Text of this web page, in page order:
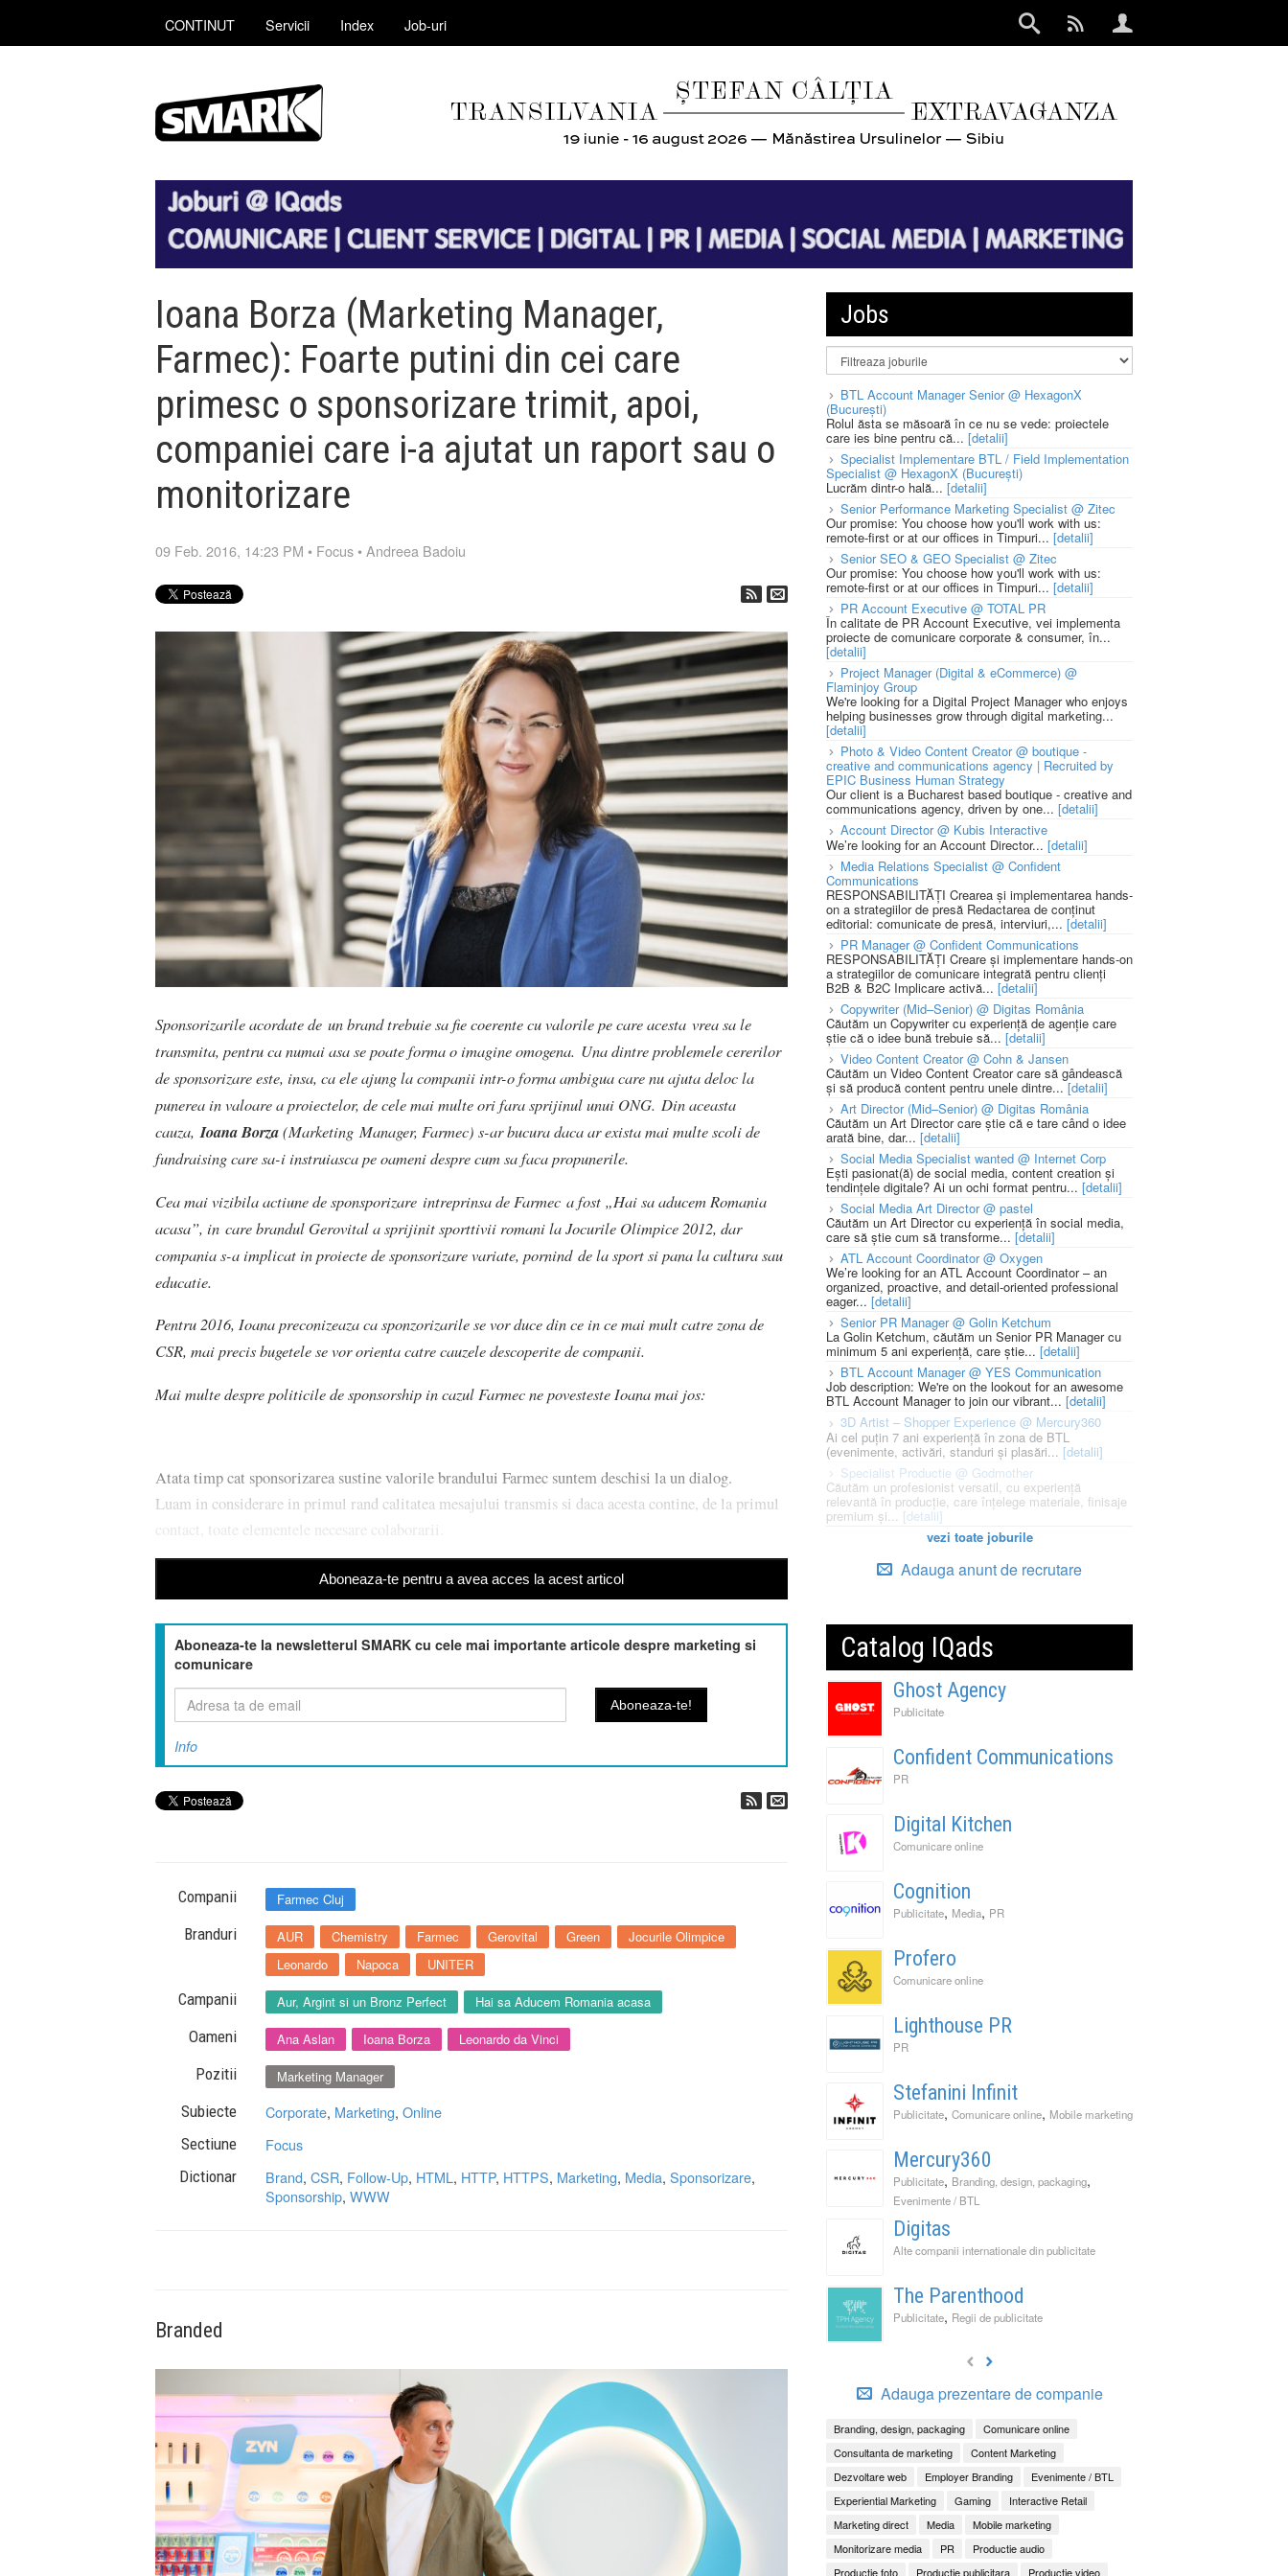
CONTINUT Servicii Index Job-uri
Ioana Borza (Marketing Manager,
Farmec): Foarte putini din cei care
primesc o sponsorizare trimit, apoi,
companiei care i-a ajutat un raport sau o
monitorizare
09 Feb. 2016, 14:23 PM • Focus •Andreea Badoiu
Sponsorizarile acordate de un brand trebuie sa fie coerente cu valorile pe care acesta vrea sa le
transmita, pentru ca numai asa se poate forma o imagine omogena. Una dintre problemele cererilor
de sponsorizare este, insa, ca ele ajung la companii intr-o forma ambigua care nu ajuta deloc la
punerea in valoare a proiectelor, de cele mai multe ori fara sprijinul unui ONG. Din aceasta
cauza, Ioana Borza(Marketing Manager, Farmec) s-ar bucura daca ar exista mai multe scoli de
fundraising care sa-i instruiasca pe oameni despre cum sa faca propunerile.
Cea mai vizibila actiune de sponsporizare intreprinsa de Farmec a fost „Hai sa aducem Romania
acasa”, in care brandul Gerovital a sprijinit sporttivii romani la Jocurile Olimpice 2012, dar
compania s-a implicat in proiecte de sponsorizare variate, pornind de la sport si pana la cultura sau
educatie.
Pentru 2016, Ioana preconizeaza ca sponzorizarile se vor duce din ce in ce mai mult catre zona de
CSR, mai precis bugetele se vor orienta catre cauzele descoperite de companii.
Mai multe despre politicile de sponsorship in cazul Farmec ne povesteste Ioana mai jos:
Atata timp cat sponsorizarea sustine valorile brandului Farmec suntem deschisi la un dialog.
Luam in considerare in primul rand calitatea mesajului transmis si daca acesta contine, de la primul
contact, toate elementele necesare colaborarii.
Aboneaza-te pentru a avea acces la acest articol
Aboneaza-te la newsletterul SMARK cu cele mai importante articole despre marketing si
comunicare
Info
Companii Farmec Cluj
Branduri AUR Chemistry Farmec Gerovital Green
Jocurile Olimpice
Leonardo
Napoca UNITER
Campanii Aur, Argint si un Bronz Perfect Hai sa Aducem Romania acasa
Oameni Ana Aslan Ioana Borza Leonardo da Vinci
Pozitii Marketing Manager
Subiecte Corporate, Marketing, Online
Sectiune Focus
Dictionar Brand, CSR, Follow-Up, HTML, HTTP, HTTPS, Marketing, Media, Sponsorizare,
Sponsorship, WWW
Branded
Jobs
BTL Account Manager Senior @ HexagonX
(București)
Rolul ăsta se măsoară în ce nu se vede: proiectele
care ies bine pentru că... [detalii]
Specialist Implementare BTL / Field Implementation
Specialist @ HexagonX (București)
Lucrăm dintr-o hală... [detalii]
Senior Performance Marketing Specialist @ Zitec
Our promise: You choose how you'll work with us:
remote-first or at our offices in Timpuri... [detalii]
Senior SEO & GEO Specialist @ Zitec
Our promise: You choose how you'll work with us:
remote-first or at our offices in Timpuri... [detalii]
PR Account Executive @ TOTAL PR
În calitate de PR Account Executive, vei implementa
proiecte de comunicare corporate & consumer, în...
[detalii]
Project Manager (Digital & eCommerce) @
Flaminjoy Group
We're looking for a Digital Project Manager who enjoys
helping businesses grow through digital marketing...
[detalii]
Photo & Video Content Creator @ boutique -
creative and communications agency | Recruited by
EPIC Business Human Strategy
Our client is a Bucharest based boutique - creative and
communications agency, driven by one... [detalii]
Account Director @ Kubis Interactive
We’re looking for an Account Director... [detalii]
Media Relations Specialist @ Confident
Communications
RESPONSABILITĂȚI Crearea și implementarea hands-
on a strategiilor de presă Redactarea de conținut
editorial: comunicate de presă, interviuri,... [detalii]
PR Manager @ Confident Communications
RESPONSABILITĂȚI Creare și implementare hands-on
a strategiilor de comunicare integrată pentru clienți
B2B & B2C Implicare activă... [detalii]
Copywriter (Mid–Senior) @ Digitas România
Căutăm un Copywriter cu experiență de agenție care
știe că o idee bună trebuie să... [detalii]
Video Content Creator @ Cohn & Jansen
Căutăm un Video Content Creator care să gândească
și să producă content pentru unele dintre...[detalii]
Art Director (Mid–Senior) @ Digitas România
Căutăm un Art Director care știe că e tare când o idee
arată bine, dar... [detalii]
Social Media Specialist wanted @ Internet Corp
Ești pasionat(ă) de social media, content creation și
tendințele digitale? Ai un ochi format pentru... [detalii]
Social Media Art Director @ pastel
Căutăm un Art Director cu experiență în social media,
care să știe cum să transforme... [detalii]
ATL Account Coordinator @ Oxygen
We’re looking for an ATL Account Coordinator – an
organized, proactive, and detail-oriented professional
eager... [detalii]
Senior PR Manager @ Golin Ketchum
La Golin Ketchum, căutăm un Senior PR Manager cu
minimum 5 ani experiență, care știe... [detalii]
BTL Account Manager @ YES Communication
Job description: We're on the lookout for an awesome
BTL Account Manager to join our vibrant... [detalii]
3D Artist – Shopper Experience @ Mercury360
Ai cel puțin 7 ani experiență în zona de BTL
(evenimente, activări, standuri și plasări... [detalii]
Specialist Productie @ Godmother
Căutăm un profesionist versatil, cu experiență
relevantă în producție, care înțelege materiale, finisaje
premium și... [detalii]
vezi toate joburile
Adauga anunt de recrutare
Catalog IQads
Ghost Agency
Publicitate
Confident Communications
PR
Digital Kitchen
Comunicare online
Cognition
Publicitate, Media, PR
Profero
Comunicare online
Lighthouse PR
PR
Stefanini Infinit
Publicitate, Comunicare online, Mobile marketing
Mercury360
Publicitate, Branding, design, packaging,
Evenimente / BTL
Digitas
Alte companii internationale din publicitate
The Parenthood
Publicitate, Regii de publicitate
Adauga prezentare de companie
Branding, design, packaging
Comunicare online
Consultanta de marketing
Content Marketing
Dezvoltare web
Employer Branding
Evenimente / BTL
Experiential Marketing
Gaming
Interactive Retail
Marketing direct
Media
Mobile marketing
Monitorizare media
PR
Productie audio
Productie foto
Productie publicitara
Productie video